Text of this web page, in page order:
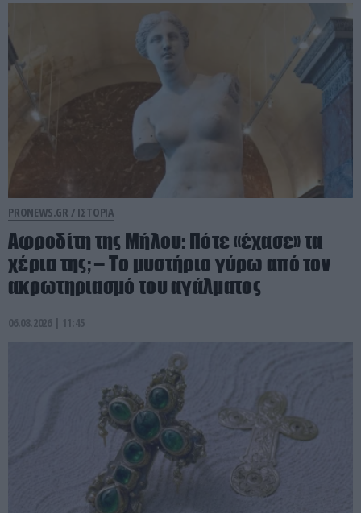
PRONEWS.GR / ΙΣΤΟΡΙΑ
Αφροδίτη της Μήλου: Πότε «έχασε» τα
χέρια της; – Το μυστήριο γύρω από τον
ακρωτηριασμό του αγάλματος
06.08.2026 | 11:45